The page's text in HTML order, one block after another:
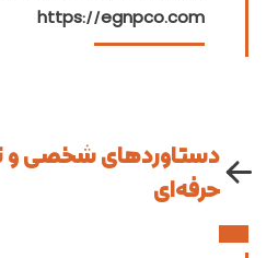
https://egnpco.com
دستاوردهای شخصی و
حرفه‌ای